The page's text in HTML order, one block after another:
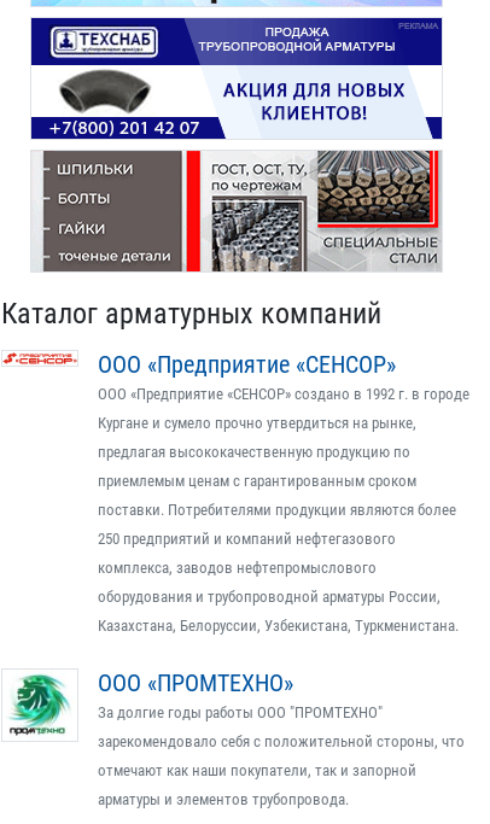
Каталог арматурных компаний
ООО «Предприятие «СЕНСОР»
ООО «Предприятие «СЕНСОР» создано в 1992 г. в городе
Кургане и сумело прочно утвердиться на рынке,
предлагая высококачественную продукцию по
приемлемым ценам с гарантированным сроком
поставки. Потребителями продукции являются более
250 предприятий и компаний нефтегазового
комплекса, заводов нефтепромыслового
оборудования и трубопроводной арматуры России,
Казахстана, Белоруссии, Узбекистана, Туркменистана.
ООО «ПРОМТЕХНО»
За долгие годы работы ООО "ПРОМТЕХНО"
зарекомендовало себя с положительной стороны, что
отмечают как наши покупатели, так и запорной
арматуры и элементов трубопровода.